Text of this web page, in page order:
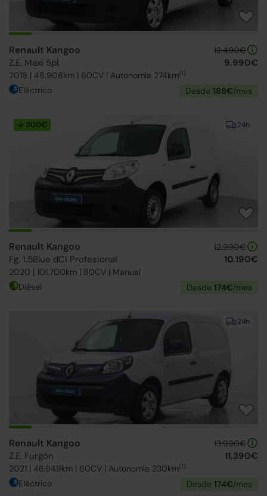
Renault Kangoo
Z.E. Maxi 5pl.
2018 | 48.908km | 60CV | Autonomía 274km(1)
12.490€
9.990€
Eléctrico Desde 188€/mes
24h
↓ 300€
Renault Kangoo
Fg. 1.5Blue dCi Profesional
2020 | 101.700km | 80CV | Manual
12.990€
10.190€
Diésel Desde 174€/mes
24h
Renault Kangoo
Z.E. Furgón
2021 | 46.649km | 60CV | Autonomía 230km(1)
13.990€
11.390€
Eléctrico Desde 174€/mes